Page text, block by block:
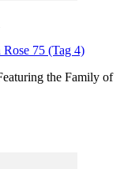
75 (Tag 4)
the Family of